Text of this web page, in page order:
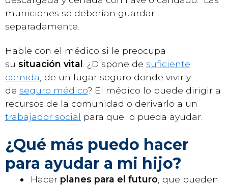
municiones se deberían guardar
separadamente.
Hable con el médico si le preocupa
su situación vital . ¿Dispone de suficiente
comida , de un lugar seguro donde vivir y
de seguro médico? El médico lo puede dirigir a
recursos de la comunidad o derivarlo a un
trabajador social para que lo pueda ayudar.
¿Qué más puedo hacer
para ayudar a mi hijo?
Hacer planes para el futuro , que pueden